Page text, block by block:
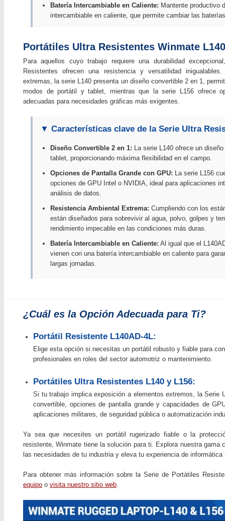
Batería Intercambiable en Caliente: Mantente productivo
intercambiable en caliente, que permite cambiar las
Portátiles Ultra Resistentes Winmate
Para aquellos cuyo trabajo requiere una durabilidad
Resistentes ofrecen una resistencia y versatilidad
extremas, la serie L140 presenta un diseño convertible 2 en 1,
modos de portátil y tablet, mientras que la serie L156 ofrece
adecuadas para necesidades gráficas más exigentes.
▼ Características clave de la Serie Ultra
Diseño Convertible 2 en 1: La serie L140 ofrece un
tablet, proporcionando máxima flexibilidad en el campo.
Opciones de Pantalla Grande con GPU: La serie L156
opciones de GPU Intel o NVIDIA, ideal para aplicaciones
análisis de datos.
Resistencia Ambiental Extrema: Cumpliendo con los
están diseñados para sobrevivir al agua, polvo, golpes y
rendimiento impecable en las condiciones más duras.
Batería Intercambiable en Caliente: Al igual que el
vienen con una batería intercambiable en caliente para
largas jornadas.
¿Cuál es la Opción Adecuada para Ti?
Portátil Resistente L140AD-4L:
Elige esta opción si necesitas un portátil robusto y fiable para
profesionales en roles del sector automotriz o mantenimiento.
Portátiles Ultra Resistentes L140 y L156:
Si tu trabajo implica exposición a elementos extremos, la Serie
convertible, opciones de pantalla grande y capacidades de
aplicaciones militares, de seguridad pública o automatización
Ya sea que necesites un portátil rugerizado fiable o la
resistente, Winmate tiene la solución para ti. Explora nuestra gama
las necesidades de tu industria y eleva tu experiencia de informática
Para obtener más información sobre la Serie de Portátiles
equipo o visita nuestro sitio web.